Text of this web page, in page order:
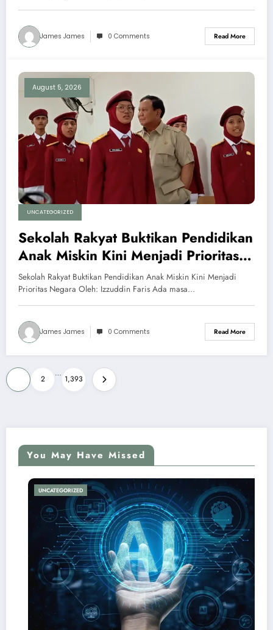
James James 0 Comments Read More
August 5, 2026
UNCATEGORIZED
Sekolah Rakyat Buktikan Pendidikan
Anak Miskin Kini Menjadi Prioritas
Negara
Sekolah Rakyat Buktikan Pendidikan Anak Miskin Kini Menjadi
Prioritas Negara Oleh: Izzuddin Faris Ada masa…
James James 0 Comments Read More
Posts
pagination
2
…
1,393
You May Have Missed
UNCATEGORIZED